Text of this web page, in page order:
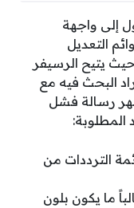
إلى واجهة
التعديل
يتيح الرسيفر
البحث فيه مع
رسالة فشل
المطلوبة:
الترددات من
ما يكون بلون